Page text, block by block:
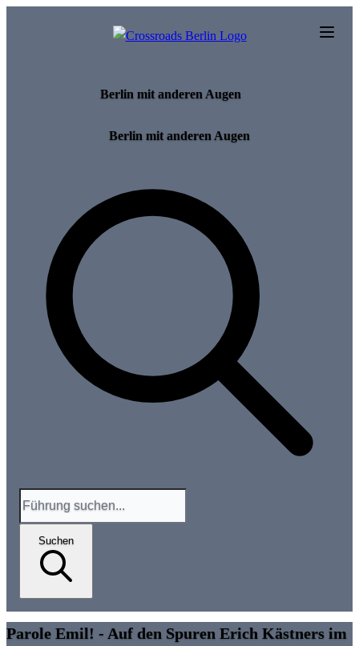
Berlin mit anderen Augen
Berlin mit anderen Augen
Suchen
Parole Emil! - Auf den Spuren Erich Kästners im